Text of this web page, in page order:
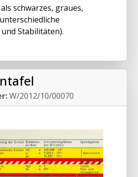
schwarzes, graues,
Stabilitäten).
W/2012/10/00070